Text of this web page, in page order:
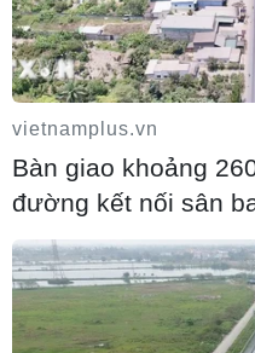
Liên hợp quốc:
qua tháng đẫm
vietnamplus.vn
Bàn giao khoảng
đường kết nối sân